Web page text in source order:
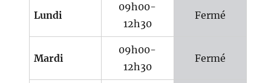
Lundi
09h00-
12h30
Fermé
Mardi
09h00-
12h30
Fermé